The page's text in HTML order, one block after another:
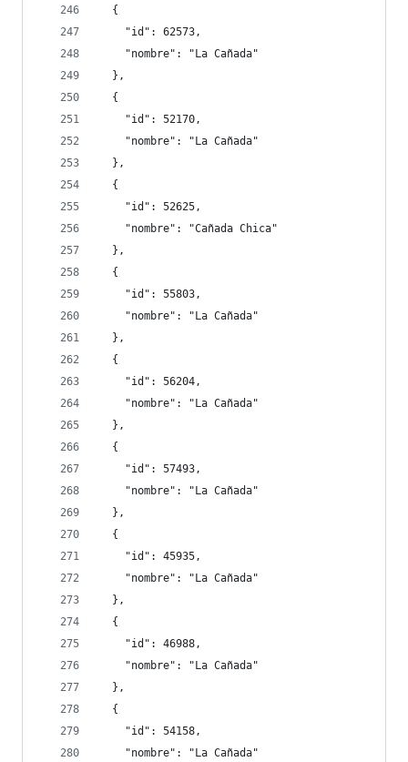
  {
    "id": 62573,
    "nombre": "La Cañada"
  },
  {
    "id": 52170,
    "nombre": "La Cañada"
  },
  {
    "id": 52625,
    "nombre": "Cañada Chica"
  },
  {
    "id": 55803,
    "nombre": "La Cañada"
  },
  {
    "id": 56204,
    "nombre": "La Cañada"
  },
  {
    "id": 57493,
    "nombre": "La Cañada"
  },
  {
    "id": 45935,
    "nombre": "La Cañada"
  },
  {
    "id": 46988,
    "nombre": "La Cañada"
  },
  {
    "id": 54158,
    "nombre": "La Cañada"